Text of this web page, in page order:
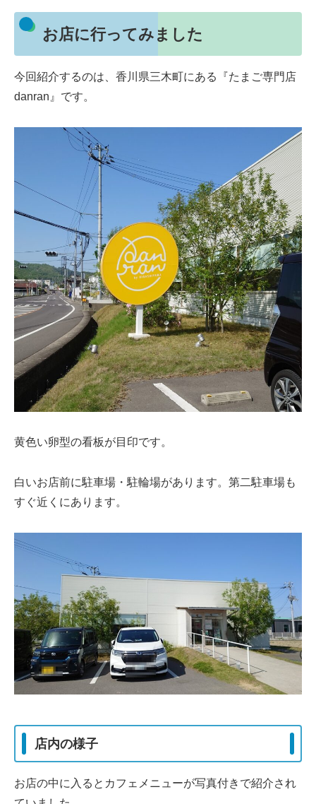
お店に行ってみました
今回紹介するのは、香川県三木町にある『たまご専門店
danran』です。
黄色い卵型の看板が目印です。
白いお店前に駐車場・駐輪場があります。第二駐車場も
すぐ近くにあります。
店内の様子
お店の中に入るとカフェメニューが写真付きで紹介され